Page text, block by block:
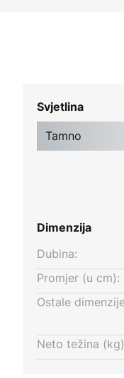
Svjetlina
Tamno
Dimenzija
Dubina:
Promjer (u cm):
Ostale
Neto težina